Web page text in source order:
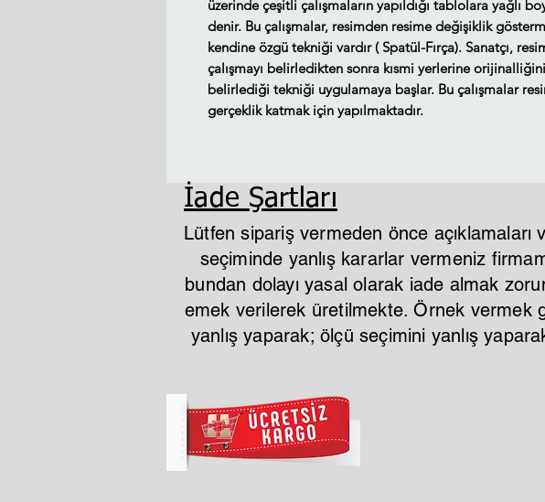
üzerinde çeşitli çalışmaların yapıldığı tablolara yağlı
denir. Bu çalışmalar, resimden resime değişiklik
kendine özgü tekniği vardır ( Spatül-Fırça). Sanatçı,
çalışmayı belirledikten sonra kısmi yerlerine
belirlediği tekniği uygulamaya başlar. Bu çalışmalar
gerçeklik katmak için yapılmaktadır.
İade Şartları
Lütfen sipariş vermeden önce açıklamaları
seçiminde yanlış kararlar vermeniz
bundan dolayı yasal olarak iade almak
emek verilerek üretilmekte. Örnek vermek
yanlış yaparak; ölçü seçimini yanlış